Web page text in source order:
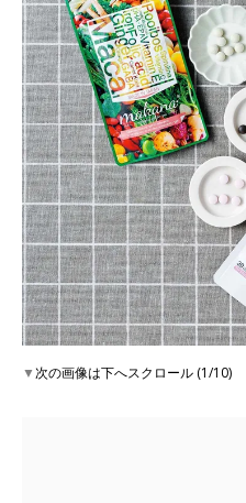
▼次の画像は下へスクロール (1/10)